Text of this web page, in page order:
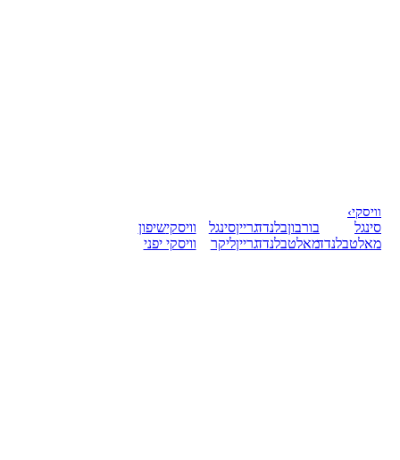
וויסקי›
סינגל
מאלטבלנדד
בורבוןבלנדד
מאלטבלנדד
גרייןסינגל
גרייןליקר
וויסקישיפון
וויסקי יפני